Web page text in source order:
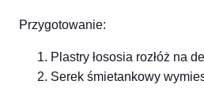
Przygotowanie:
Plastry łososia rozłóż na
Serek śmietankowy